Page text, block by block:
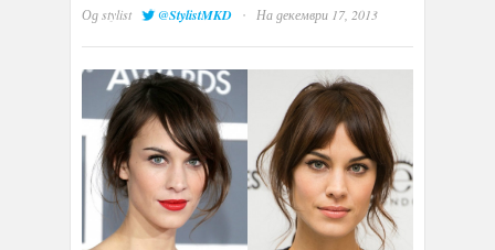
Одstylist @StylistMKD · На декември 17, 2013